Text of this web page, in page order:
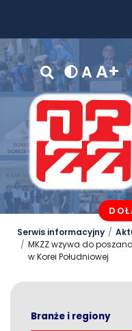
A A+
Serwis informacyjny
MKZZ wzywa do
w Korei Południowej
Branże i regiony